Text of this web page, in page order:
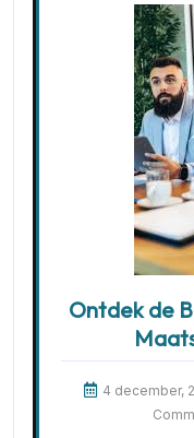
Ontdek de
4 december,